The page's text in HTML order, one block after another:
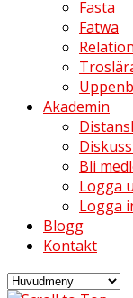
Fasta
Fatwa
Akademin
Bli
Logga
Logga
Blogg
Kontakt